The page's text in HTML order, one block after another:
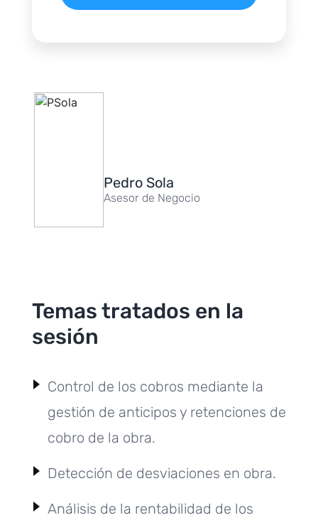
Pedro Sola
Asesor de Negocio
Temas tratados en la
sesión
Control de los cobros mediante la
gestión de anticipos y retenciones de
cobro de la obra.
Detección de desviaciones en obra.
Análisis de la rentabilidad de los